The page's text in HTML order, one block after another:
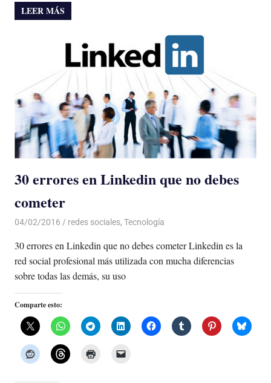
LEER MÁS
30 errores en Linkedin que no debes
cometer
04/02/2016 Luis Castellanos
redes sociales, Tecnología
30 errores en Linkedin que no debes cometer Linkedin es la
red social profesional más utilizada con mucha diferencias
sobre todas las demás, su uso
Comparte esto: